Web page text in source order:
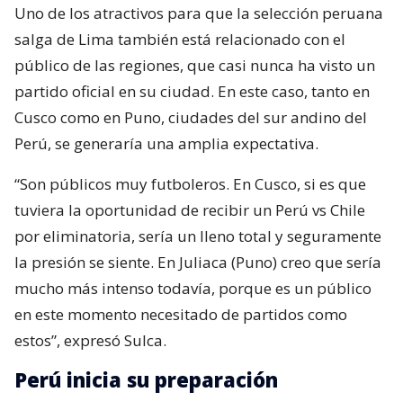
Uno de los atractivos para que la selección peruana
salga de Lima también está relacionado con el
público de las regiones, que casi nunca ha visto un
partido oficial en su ciudad. En este caso, tanto en
Cusco como en Puno, ciudades del sur andino del
Perú, se generaría una amplia expectativa.
“Son públicos muy futboleros. En Cusco, si es que
tuviera la oportunidad de recibir un Perú vs Chile
por eliminatoria, sería un lleno total y seguramente
la presión se siente. En Juliaca (Puno) creo que sería
mucho más intenso todavía, porque es un público
en este momento necesitado de partidos como
estos”, expresó Sulca.
Perú inicia su preparación